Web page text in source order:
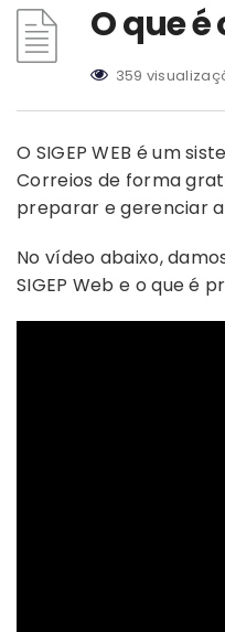
O que é
359
O SIGEP WEB é um
Correios de forma
preparar e gerenciar
No vídeo abaixo,
SIGEP Web e o que é